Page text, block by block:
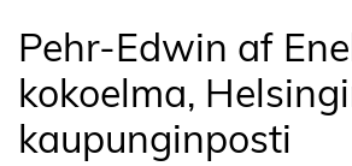
Pehr-Edwin af
kokoelma,
kaupunginposti